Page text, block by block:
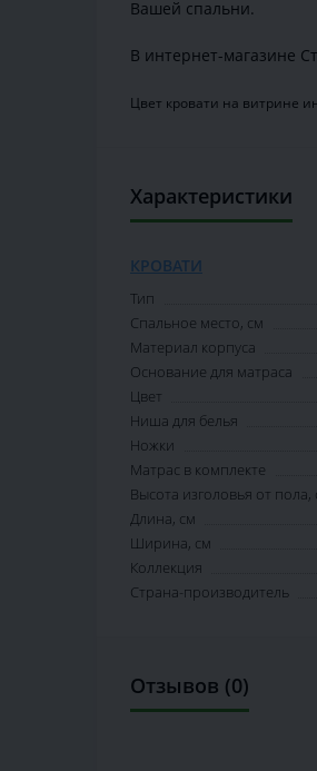
Вашей спальни.
В интернет-магазине
Цвет кровати на витрине
Характеристики
КРОВАТИ
Тип
Спальное место, см
Материал корпуса
Основание для матраса
Цвет
Ниша для белья
Ножки
Матрас в комплекте
Высота изголовья от пола,
Длина, см
Ширина, см
Коллекция
Страна-производитель
Отзывов (0)